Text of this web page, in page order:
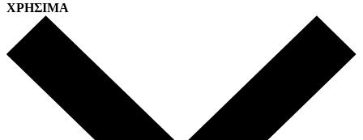
ΧΡΗΣΙΜΑ